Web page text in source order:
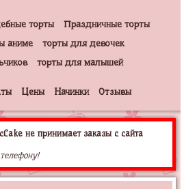
торты
Праздничные торты
аниме
торты для девочек
торты для малышей
Цены Начинки Отзывы
не принимает заказы с сайта